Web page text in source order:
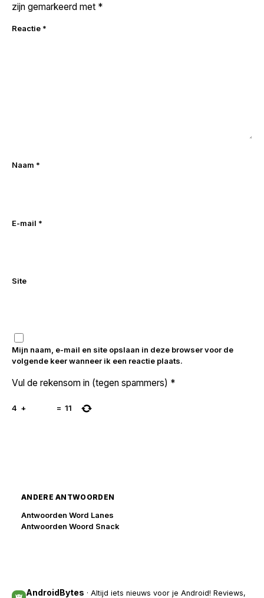
zijn gemarkeerd met *
Reactie *
Naam *
E-mail *
Site
Mijn naam, e-mail en site opslaan in deze browser voor de
volgende keer wanneer ik een reactie plaats.
Vul de rekensom in (tegen spammers) *
4 + = 11
ANDERE ANTWOORDEN
Antwoorden Word Lanes
Antwoorden Woord Snack
AndroidBytes · Altijd iets nieuws voor je Android! Reviews,